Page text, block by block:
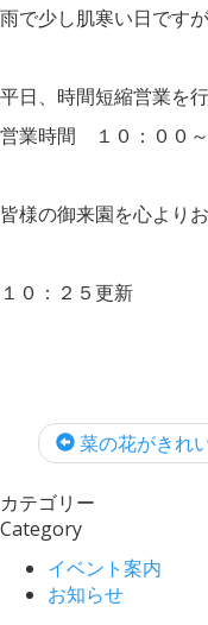
雨で少し肌寒い日です
平日、時間短縮営業を
営業時間 １０：００
皆様の御来園を心より
１０：２５更新
菜の花がきれ
カテゴリー
Category
イベント案内
お知らせ